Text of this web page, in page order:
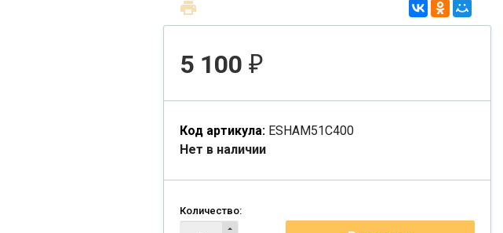
5 100 ₽
Код артикула: ESHAM51C400
Нет в наличии
Количество: